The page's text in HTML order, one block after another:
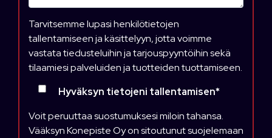
Tarvitsemme lupasi henkilötietojen
tallentamiseen ja käsittelyyn, jotta voimme
vastata tiedusteluihin ja tarjouspyyntöihin sekä
tilaamiesi palveluiden ja tuotteiden tuottamiseen.
Hyväksyn tietojeni tallentamisen*
Voit peruuttaa suostumuksesi miloin tahansa.
Vääksyn Konepiste Oy on sitoutunut suojelemaan